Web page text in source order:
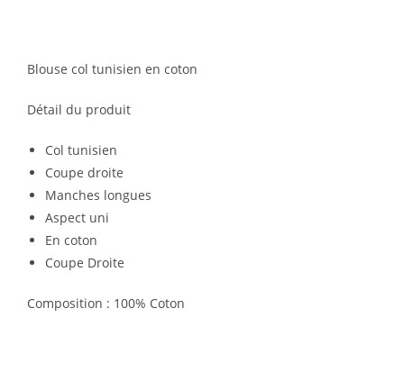
Blouse col tunisien en coton
Détail du produit
Col tunisien
Coupe droite
Manches longues
Aspect uni
En coton
Coupe Droite
Composition : 100% Coton